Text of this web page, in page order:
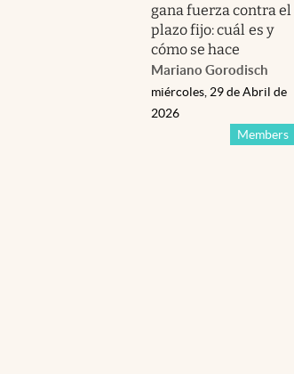
gana fuerza contra el
plazo fijo: cuál es y
cómo se hace
Mariano Gorodisch
Members
miércoles, 29 de Abril de
2026